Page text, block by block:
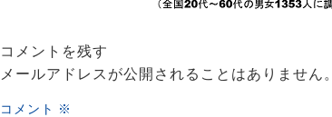
コメントを残す
メールアドレスが公開されることはありません。
コメント ※